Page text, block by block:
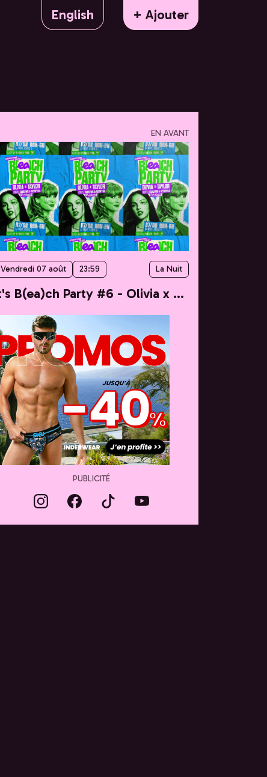
English
+ Ajouter
EN AVANT
Vendredi 07 août 23:59 La Nuit
It's B(ea)ch Party #6 - Olivia x Taylor
PUBLICITÉ